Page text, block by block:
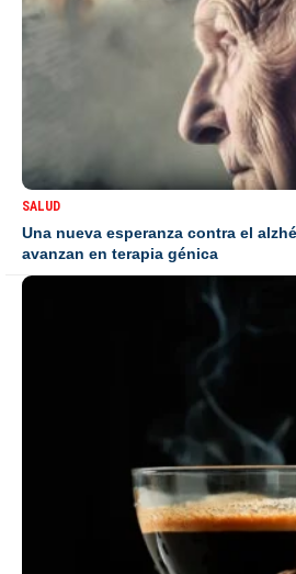
SALUD
Una nueva esperanza contra el
avanzan en terapia génica